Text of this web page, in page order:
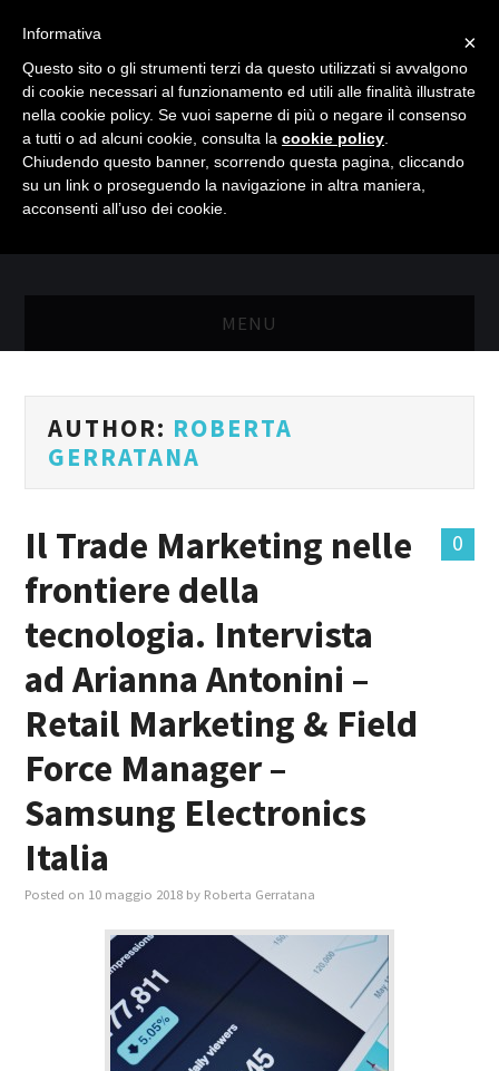
MENU
MASTER MARKETING & RETAIL
SCIENZIATI IN AZIENDA
MASTER IN FOOD & BEVERAGE
GIURISTI IN AZIENDA
TUTTI
AUTHOR: ROBERTA
GERRATANA
0
Il Trade Marketing nelle
frontiere della
tecnologia. Intervista
ad Arianna Antonini –
Retail Marketing & Field
Force Manager –
Samsung Electronics
Italia
Posted on 10 maggio 2018 by Roberta Gerratana
×
Informativa
Questo sito o gli strumenti terzi da questo utilizzati si avvalgono
di cookie necessari al funzionamento ed utili alle finalità illustrate
nella cookie policy. Se vuoi saperne di più o negare il consenso
a tutti o ad alcuni cookie, consulta la cookie policy
Chiudendo questo banner, scorrendo questa pagina, cliccando
su un link o proseguendo la navigazione in altra maniera,
acconsenti all’uso dei cookie.